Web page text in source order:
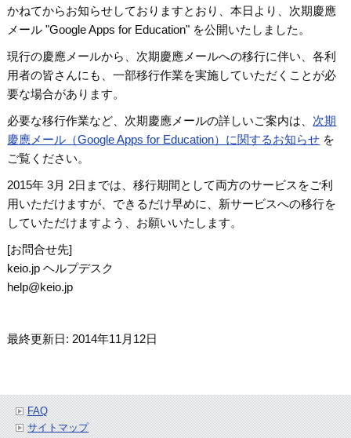
かねてからお知らせしておりますとおり、本日より、次期慶應
メール "Google Apps for Education" を公開いたしました。
現行の慶應メールから、次期慶應メールへの移行に伴い、各利
用者の皆さんにも、一部移行作業を実施していただくことが必
要な場合があります。
必要な移行作業など、次期慶應メールの詳しいご案内は、 次期
慶應メール（Google Apps for Education）に関するお知らせ を
ご覧ください。
2015年 3月 2日までは、移行期間として両方のサービスをご利
用いただけますが、できるだけ早めに、新サービスへの移行を
していただけますよう、お願いいたします。
[お問合せ先]
keio.jp ヘルプデスク
help@keio.jp
最終更新日: 2014年11月12日
FAQ
サイトマップ